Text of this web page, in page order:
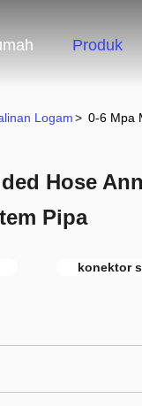
Produk
Logam> 0-6 Mpa
Hose
Pipa
konektor